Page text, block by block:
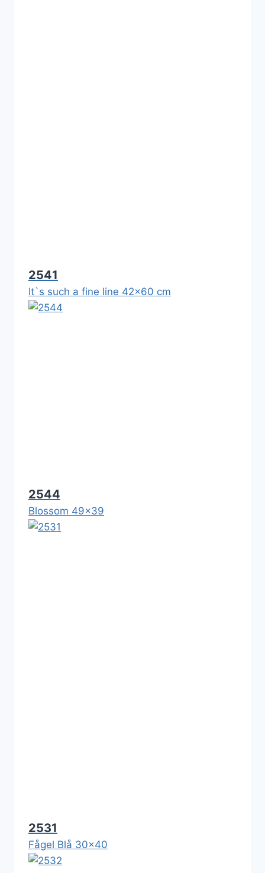
2541
It`s such a fine line 42x60 cm
2544
Blossom 49x39
2531
Fågel Blå 30x40